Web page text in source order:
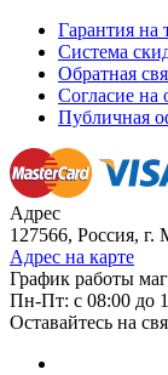
Гарантия на
Система
Обратная
Согласие на
Публичная
Адрес
127566, Россия,
Адрес на карте
График работы
Пн-Пт: с 08:00 до
Оставайтесь на